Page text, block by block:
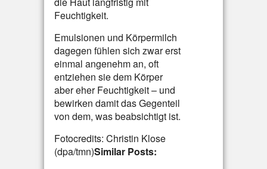
Feuchtigkeit.
Emulsionen und Körpermilch
dagegen fühlen sich zwar erst
einmal angenehm an, oft
entziehen sie dem Körper
aber eher Feuchtigkeit – und
bewirken damit das Gegenteil
von dem, was beabsichtigt ist.
Fotocredits: Christin Klose
(dpa/tmn)Similar Posts: